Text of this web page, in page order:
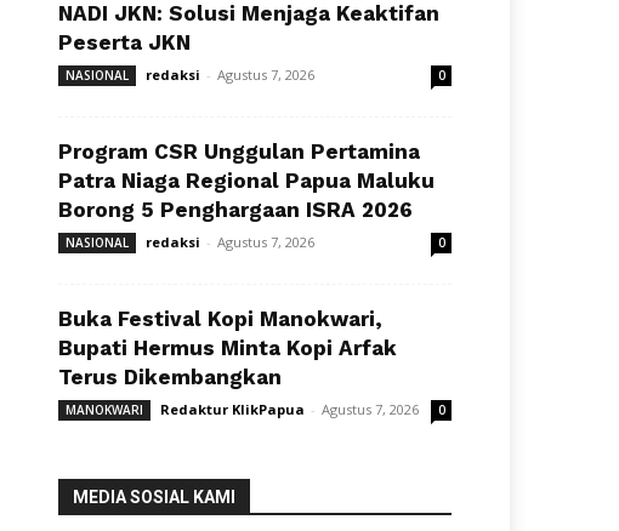
NADI JKN: Solusi Menjaga Keaktifan
Peserta JKN
NASIONAL redaksi - Agustus 7, 2026 0
Program CSR Unggulan Pertamina
Patra Niaga Regional Papua Maluku
Borong 5 Penghargaan ISRA 2026
NASIONAL redaksi - Agustus 7, 2026 0
Buka Festival Kopi Manokwari,
Bupati Hermus Minta Kopi Arfak
Terus Dikembangkan
MANOKWARI Redaktur KlikPapua - Agustus 7, 2026 0
MEDIA SOSIAL KAMI